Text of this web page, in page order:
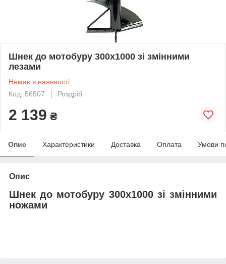
Шнек до мотобуру 300х1000 зі змінними
лезами
Немає в наявності
Код: 56507
Роздріб
2 139 ₴
Опис Характеристики Доставка Оплата Умови
Опис
Шнек до мотобуру 300х1000 зі змінними
ножами